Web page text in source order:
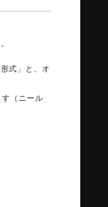
式」と、オ
（ニール